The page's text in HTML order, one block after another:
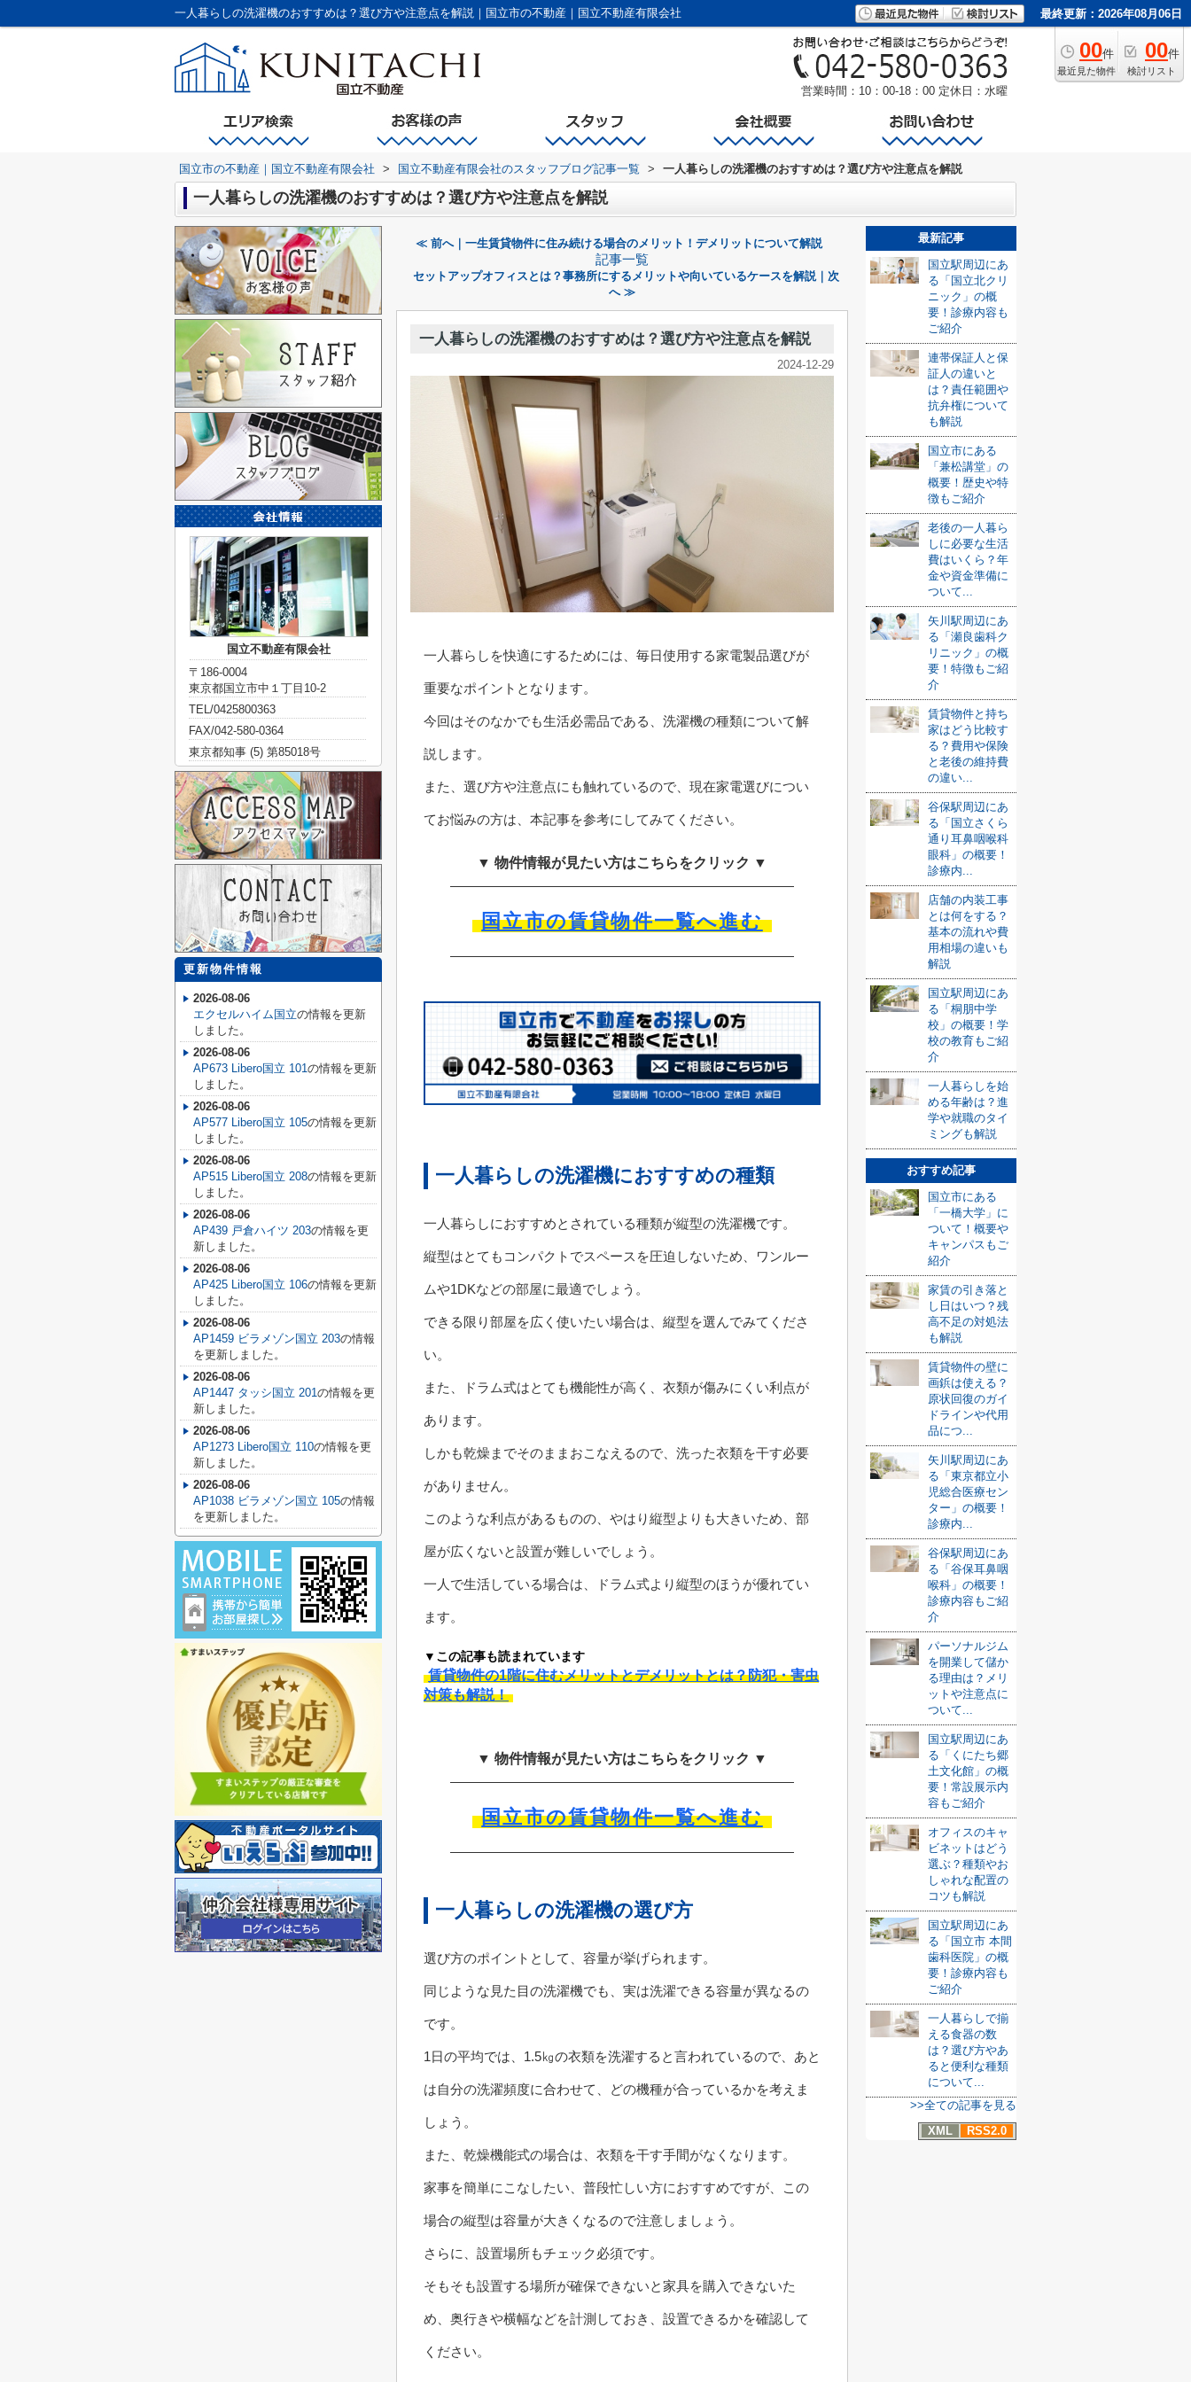
一人暮らしの洗濯機のおすすめは？選び方や注意点を解説｜国立市の不動産｜国立不動産有限会社 最終更新：2026年08月06日
00件
最近見た物件
00件
検討リスト
営業時間：10：00-18：00 定休日：水曜
国立市の不動産｜国立不動産有限会社 > 国立不動産有限会社のスタッフブログ記事一覧 > 一人暮らしの洗濯機のおすすめは？選び方や注意点を解説
一人暮らしの洗濯機のおすすめは？選び方や注意点を解説
≪ 前へ｜一生賃貸物件に住み続ける場合のメリット！デメリットについて解説
記事一覧
セットアップオフィスとは？事務所にするメリットや向いているケースを解説｜次
へ ≫
一人暮らしの洗濯機のおすすめは？選び方や注意点を解説
2024-12-29
一人暮らしを快適にするためには、毎日使用する家電製品選びが
重要なポイントとなります。
今回はそのなかでも生活必需品である、洗濯機の種類について解
説します。
また、選び方や注意点にも触れているので、現在家電選びについ
てお悩みの方は、本記事を参考にしてみてください。
▼ 物件情報が見たい方はこちらをクリック ▼
国立市の賃貸物件一覧へ進む
一人暮らしの洗濯機におすすめの種類
一人暮らしにおすすめとされている種類が縦型の洗濯機です。
縦型はとてもコンパクトでスペースを圧迫しないため、ワンルー
ムや1DKなどの部屋に最適でしょう。
できる限り部屋を広く使いたい場合は、縦型を選んでみてくださ
い。
また、ドラム式はとても機能性が高く、衣類が傷みにくい利点が
あります。
しかも乾燥までそのままおこなえるので、洗った衣類を干す必要
がありません。
このような利点があるものの、やはり縦型よりも大きいため、部
屋が広くないと設置が難しいでしょう。
一人で生活している場合は、ドラム式より縦型のほうが優れてい
ます。
▼この記事も読まれています
賃貸物件の1階に住むメリットとデメリットとは？防犯・害虫
対策も解説！
▼ 物件情報が見たい方はこちらをクリック ▼
国立市の賃貸物件一覧へ進む
一人暮らしの洗濯機の選び方
選び方のポイントとして、容量が挙げられます。
同じような見た目の洗濯機でも、実は洗濯できる容量が異なるの
です。
1日の平均では、1.5㎏の衣類を洗濯すると言われているので、あと
は自分の洗濯頻度に合わせて、どの機種が合っているかを考えま
しょう。
また、乾燥機能式の場合は、衣類を干す手間がなくなります。
家事を簡単にこなしたい、普段忙しい方におすすめですが、この
場合の縦型は容量が大きくなるので注意しましょう。
さらに、設置場所もチェック必須です。
そもそも設置する場所が確保できないと家具を購入できないた
め、奥行きや横幅などを計測しておき、設置できるかを確認して
ください。
最新記事
国立駅周辺にあ
る「国立北クリ
ニック」の概
要！診療内容も
ご紹介
連帯保証人と保
証人の違いと
は？責任範囲や
抗弁権について
も解説
国立市にある
「兼松講堂」の
概要！歴史や特
徴もご紹介
老後の一人暮ら
しに必要な生活
費はいくら？年
金や資金準備に
ついて...
矢川駅周辺にあ
る「瀬良歯科ク
リニック」の概
要！特徴もご紹
介
賃貸物件と持ち
家はどう比較す
る？費用や保険
と老後の維持費
の違い...
谷保駅周辺にあ
る「国立さくら
通り耳鼻咽喉科
眼科」の概要！
診療内...
店舗の内装工事
とは何をする？
基本の流れや費
用相場の違いも
解説
国立駅周辺にあ
る「桐朋中学
校」の概要！学
校の教育もご紹
介
一人暮らしを始
める年齢は？進
学や就職のタイ
ミングも解説
おすすめ記事
国立市にある
「一橋大学」に
ついて！概要や
キャンパスもご
紹介
家賃の引き落と
し日はいつ？残
高不足の対処法
も解説
賃貸物件の壁に
画鋲は使える？
原状回復のガイ
ドラインや代用
品につ...
矢川駅周辺にあ
る「東京都立小
児総合医療セン
ター」の概要！
診療内...
谷保駅周辺にあ
る「谷保耳鼻咽
喉科」の概要！
診療内容もご紹
介
パーソナルジム
を開業して儲か
る理由は？メリ
ットや注意点に
ついて...
国立駅周辺にあ
る「くにたち郷
土文化館」の概
要！常設展示内
容もご紹介
オフィスのキャ
ビネットはどう
選ぶ？種類やお
しゃれな配置の
コツも解説
国立駅周辺にあ
る「国立市 本間
歯科医院」の概
要！診療内容も
ご紹介
一人暮らしで揃
える食器の数
は？選び方やあ
ると便利な種類
について...
>>全ての記事を見る
XML
RSS2.0
国立不動産有限会社
〒186-0004
東京都国立市中１丁目10-2
TEL/0425800363
FAX/042-580-0364
東京都知事 (5) 第85018号
更新物件情報
2026-08-06
エクセルハイム国立の情報を更新
しました。
2026-08-06
AP673 Libero国立 101の情報を更新
しました。
2026-08-06
AP577 Libero国立 105の情報を更新
しました。
2026-08-06
AP515 Libero国立 208の情報を更新
しました。
2026-08-06
AP439 戸倉ハイツ 203の情報を更
新しました。
2026-08-06
AP425 Libero国立 106の情報を更新
しました。
2026-08-06
AP1459 ビラメゾン国立 203の情報
を更新しました。
2026-08-06
AP1447 タッシ国立 201の情報を更
新しました。
2026-08-06
AP1273 Libero国立 110の情報を更
新しました。
2026-08-06
AP1038 ビラメゾン国立 105の情報
を更新しました。